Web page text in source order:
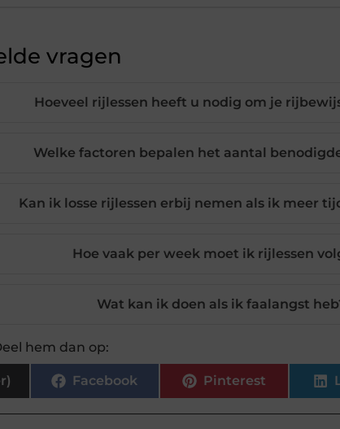
vragen
Hoeveel rijlessen heeft u nodig om je
Welke factoren bepalen het aantal
Kan ik losse rijlessen erbij nemen als ik meer
Hoe vaak per week moet ik rijlessen
Wat kan ik doen als ik faalangst
hem dan op:
Facebook Pinterest